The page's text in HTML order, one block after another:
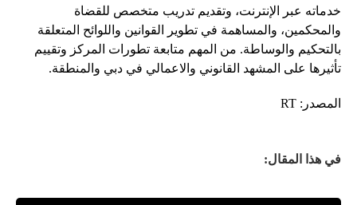
خدماته عبر الإنترنت، وتقديم تدريب متخصص للقضاة
والمحكمين، والمساهمة في تطوير القوانين واللوائح المتعلقة
بالتحكيم والوساطة. من المهم متابعة تطورات المركز وتقييم
تأثيرها على المشهد القانوني والاعمالي في دبي والمنطقة.
المصدر: RT
في هذا المقال: